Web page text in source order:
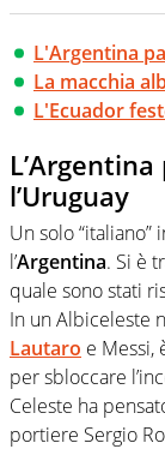
L'Argentina
La macchia
L'Ecuador
l’Uruguay
Un solo
l’Argentina. Si è
quale sono stati
In un Albiceleste
Lautaro e Messi,
per sbloccare
Celeste ha
portiere Sergio